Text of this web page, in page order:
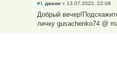
#1 джани» 13.07.2022, 22:08
Добрый
личку gusachenko74 @